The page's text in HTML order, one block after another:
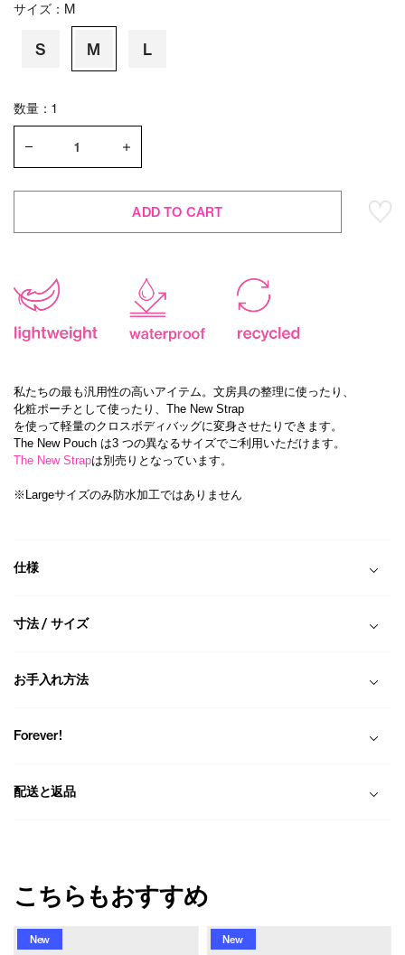
サイズ： M
S M L
数量：1
ADD TO CART
私たちの最も汎用性の高いアイテム。文房具の整理に使ったり、
化粧ポーチとして使ったり、The New Strap
を使って軽量のクロスボディバッグに変身させたりできます。
The New Pouch は3 つの異なるサイズでご利用いただけます。
The New Strapは別売りとなっています。
※Largeサイズのみ防水加工ではありません
仕様
寸法 / サイズ
お手入れ方法
Forever!
配送と返品
こちらもおすすめ
New New